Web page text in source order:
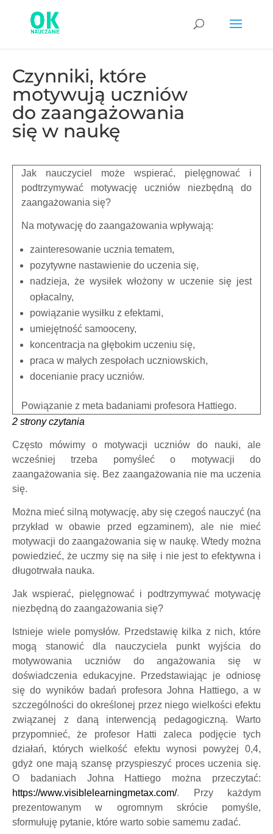
Czynniki, które
motywują uczniów
do zaangażowania
się w naukę
Jak nauczyciel może wspierać, pielęgnować i
podtrzymywać motywację uczniów niezbędną do
zaangażowania się?
Na motywację do zaangażowania wpływają:
zainteresowanie ucznia tematem,
pozytywne nastawienie do uczenia się,
nadzieja, że wysiłek włożony w uczenie się jest
opłacalny,
powiązanie wysiłku z efektami,
umiejętność samooceny,
koncentracja na głębokim uczeniu się,
praca w małych zespołach uczniowskich,
docenianie pracy uczniów.
Powiązanie z meta badaniami profesora Hattiego.
2 strony czytania
Często mówimy o motywacji uczniów do nauki, ale
wcześniej trzeba pomyśleć o motywacji do
zaangażowania się. Bez zaangażowania nie ma uczenia
się.
Można mieć silną motywację, aby się czegoś nauczyć (na
przykład w obawie przed egzaminem), ale nie mieć
motywacji do zaangażowania się w naukę. Wtedy można
powiedzieć, że uczmy się na siłę i nie jest to efektywna i
długotrwała nauka.
Jak wspierać, pielęgnować i podtrzymywać motywację
niezbędną do zaangażowania się?
Istnieje wiele pomysłów. Przedstawię kilka z nich, które
mogą stanowić dla nauczyciela punkt wyjścia do
motywowania uczniów do angażowania się w
doświadczenia edukacyjne. Przedstawiając je odniosę
się do wyników badań profesora Johna Hattiego, a w
szczególności do określonej przez niego wielkości efektu
związanej z daną interwencją pedagogiczną. Warto
przypomnieć, że profesor Hatti zaleca podjęcie tych
działań, których wielkość efektu wynosi powyżej 0,4,
gdyż one mają szansę przyspieszyć proces uczenia się.
O badaniach Johna Hattiego można przeczytać:
https://www.visiblelearningmetax.com/.
Przy każdym
prezentowanym w ogromnym skrócie pomyśle,
sformułuję pytanie, które warto sobie samemu zadać.